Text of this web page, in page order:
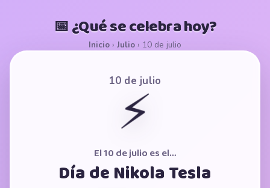
📅 ¿Qué se celebra hoy?
Inicio › Julio › 10 de julio
10 de julio
⚡
El 10 de julio es el…
Día de Nikola Tesla